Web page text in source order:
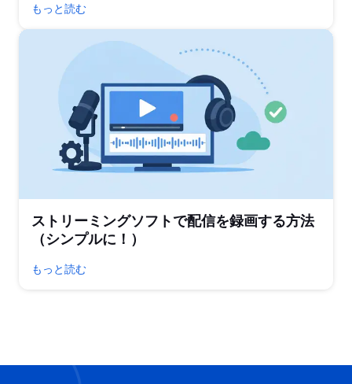
もっと読む
ストリーミングソフトで配信を録画する方法
（シンプルに！）
もっと読む